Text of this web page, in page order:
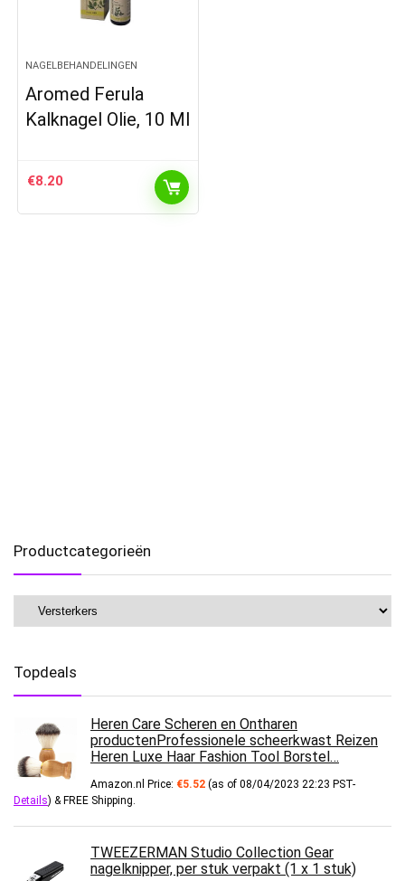
NAGELBEHANDELINGEN
Aromed Ferula
Kalknagel Olie, 10 Ml
€8.20
Productcategorieën
Topdeals
Heren Care Scheren en Ontharen
productenProfessionele scheerkwast Reizen
Heren Luxe Haar Fashion Tool Borstel…
Amazon.nl Price: €5.52 (as of 08/04/2023 22:23 PST-
Details) & FREE Shipping.
TWEEZERMAN Studio Collection Gear
nagelknipper, per stuk verpakt (1 x 1 stuk)